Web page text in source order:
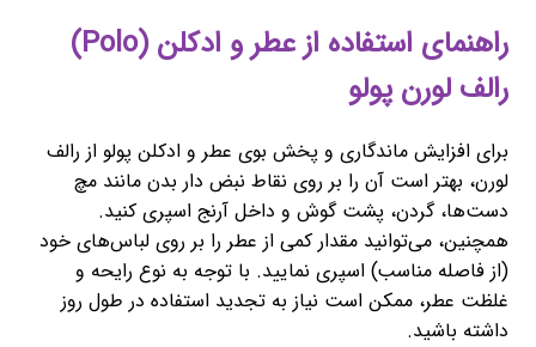
راهنمای استفاده از عطر و ادکلن (Polo)
رالف لورن پولو
برای افزایش ماندگاری و پخش بوی عطر و ادکلن پولو از رالف
لورن، بهتر است آن را بر روی نقاط نبض دار بدن مانند مچ
دست‌ها، گردن، پشت گوش و داخل آرنج اسپری کنید.
همچنین، می‌توانید مقدار کمی از عطر را بر روی لباس‌های خود
(از فاصله مناسب) اسپری نمایید. با توجه به نوع رایحه و
غلظت عطر، ممکن است نیاز به تجدید استفاده در طول روز
داشته باشید.